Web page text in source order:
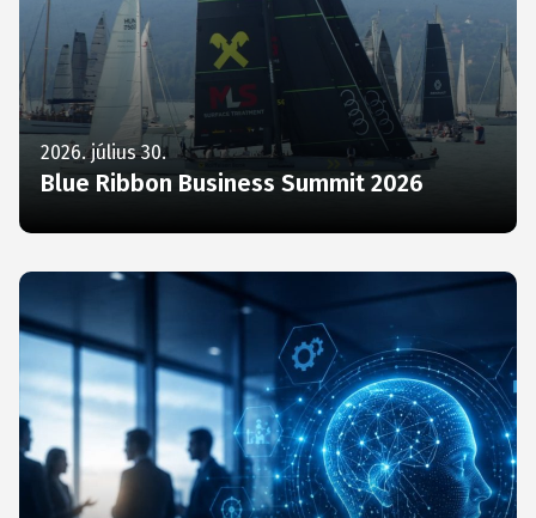
2026. július 30.
Blue Ribbon Business Summit 2026